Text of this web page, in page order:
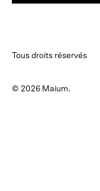
Annuler la commande
Tous droits réservés
© 2026 Maium.